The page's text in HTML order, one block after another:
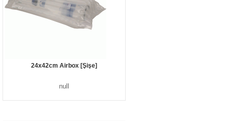
24x42cm Airbox [Şişe]
null